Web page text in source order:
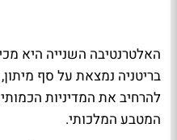
האלטרנטיבה השנייה היא
בריטניה נמצאת על סף
להרחיב את המדיניות
המטבע המלכותי.